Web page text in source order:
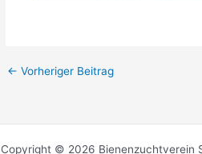
← Vorheriger Beitrag
Copyright © 2026 Bienenzuchtverein